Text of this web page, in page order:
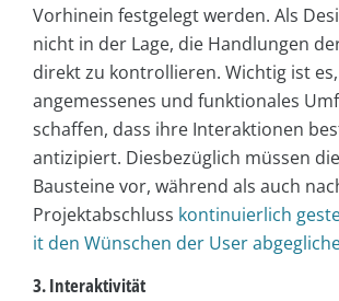
Vorhinein festgelegt werden. Als
nicht in der Lage, die Handlungen
direkt zu kontrollieren. Wichtig ist
angemessenes und funktionales
schaffen, dass ihre Interaktionen
antizipiert. Diesbezüglich müssen
Bausteine vor, während als auch
Projektabschluss kontinuierlich
it den Wünschen der User
3. Interaktivität